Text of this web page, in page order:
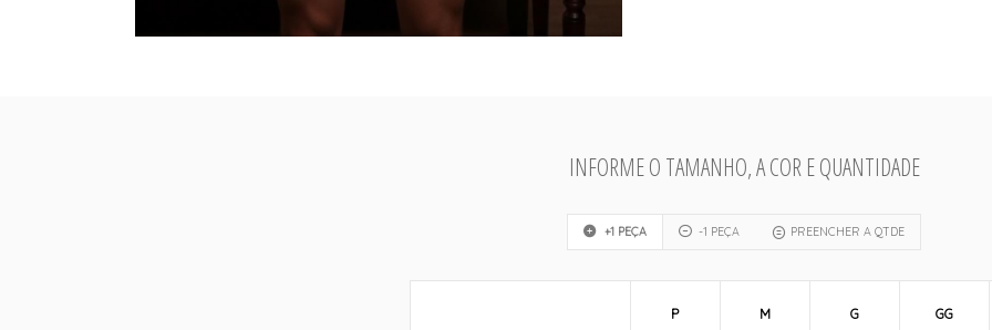
INFORME O TAMANHO, A COR E QUANTIDADE
+1 PEÇA -1 PEÇA PREENCHER A QTDE
P M G GG